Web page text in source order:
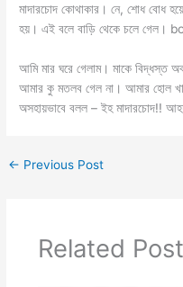
মাদারচোদ কোথাকার। নে, শোধ বোধ
হয়। এই বলে বাড়ি থেকে চলে
আমি মার ঘরে গেলাম। মাকে বিদ্ধস্ত
আমার কু মতলব গেল না। আমার হোল
অসহায়ভাবে বলল – ইহ মাদারচোদ!!
← Previous Post
Related